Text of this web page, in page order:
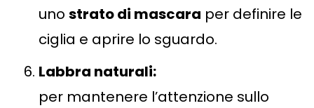
uno strato di mascara per definire le
ciglia e aprire lo sguardo.
Labbra naturali:
per mantenere l’attenzione sullo